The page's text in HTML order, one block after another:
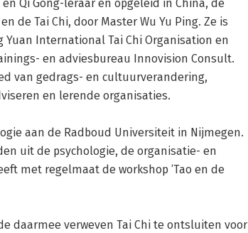
en Qi Gong-leraar en opgeleid in China, de
de Tai Chi, door Master Wu Yu Ping. Ze is
Yuan International Tai Chi Organisation en
en adviesbureau Innovision Consult.
van gedrags- en cultuurverandering,
en lerende organisaties.
aan de Radboud Universiteit in Nijmegen.
uit de psychologie, de organisatie- en
met regelmaat de workshop ‘Tao en de
daarmee verweven Tai Chi te ontsluiten voor